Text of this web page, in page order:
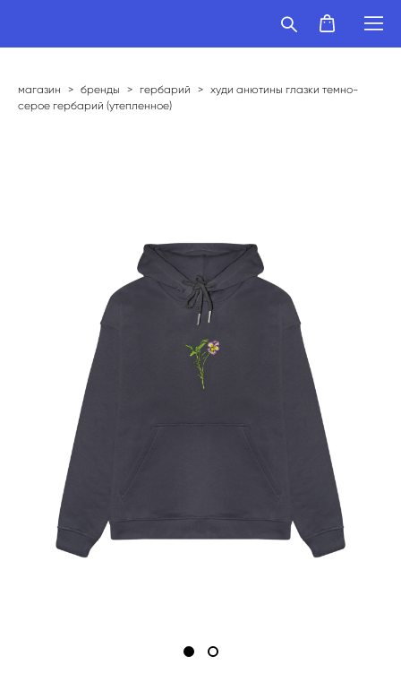
магазин > бренды > гербарий > худи анютины глазки темно-
серое гербарий (утепленное)